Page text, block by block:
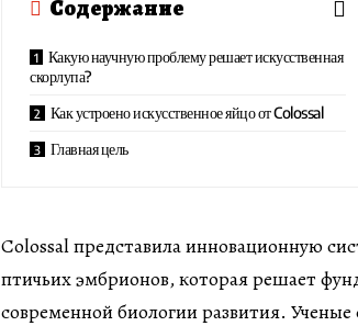
Содержание
Какую научную проблему решает искусственная
скорлупа?
Как устроено искусственное яйцо от Colossal
Главная цель
Colossal представила инновационную
птичьих эмбрионов, которая решает
современной биологии развития.